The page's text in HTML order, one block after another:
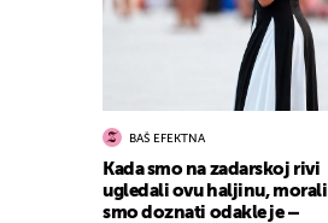
BAŠ EFEKTNA
Kada smo na zadarskoj rivi
ugledali ovu haljinu, morali
smo doznati odakle je –